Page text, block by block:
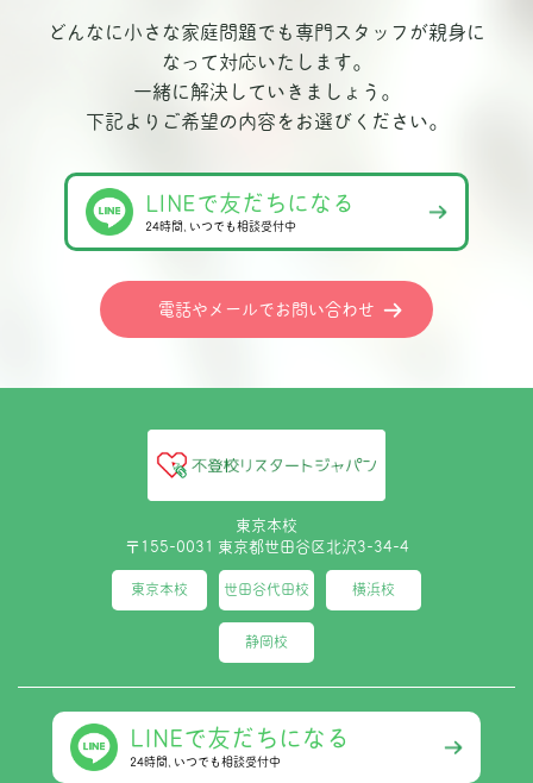
どんなに小さな家庭問題でも専門スタッフが親身に
なって対応いたします。
一緒に解決していきましょう。
下記よりご希望の内容をお選びください。
LINEで友だちになる
24時間､いつでも相談受付中
電話やメールでお問い合わせ
東京本校
〒155-0031 東京都世田谷区北沢3-34-4
東京本校 世田谷代田校 横浜校
静岡校
LINEで友だちになる
24時間､いつでも相談受付中